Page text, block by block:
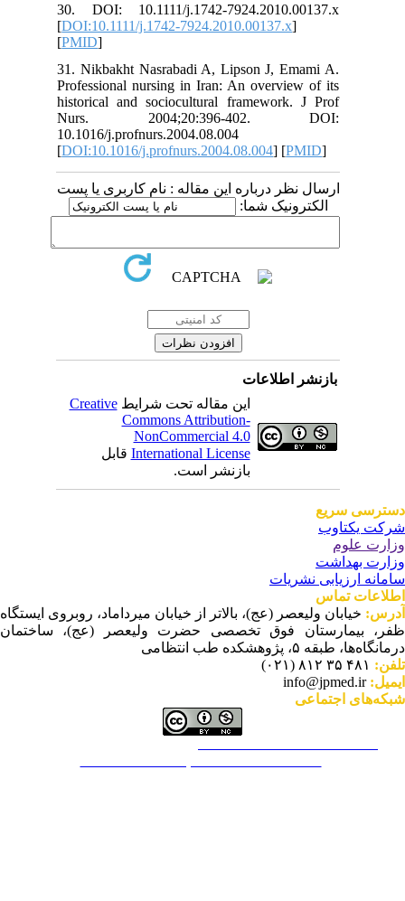
30. DOI: 10.1111/j.1742-7924.2010.00137.x
[DOI:10.1111/j.1742-7924.2010.00137.x
[PMID
31. Nikbakht Nasrabadi A, Lipson J, Emami A.
Professional nursing in Iran: An overview of its
historical and sociocultural framework. J Prof
Nurs. 2004;20:396-402. DOI:
10.1016/j.profnurs.2004.08.004
[DOI:10.1016/j.profnurs.2004.08.004] [PMID
ارسال نظر درباره این مقاله : نام کاربری یا پست
الکترونیک شما:
بازنشر اطلاعات
این مقاله تحت شرایطCreative
Commons Attribution-
NonCommercial 4.0
International Licenseقابل
بازنشر است.
سریع
یکتاوب
علوم
بهداشت
ارزیابی نشریات
تماس
خیابان ولیعصر (عج)، بالاتر از خیابان میرداماد، روبروی ایستگاه
بیمارستان فوق تخصصی حضرت ولیعصر (عج)، ساختمان
طبقه ۵، پژوهشکده طب انتظامی
۴۸۱ ۳۵ ۸۱۲ (۰۲۱)
info@jpmed.ir
اجتماعی